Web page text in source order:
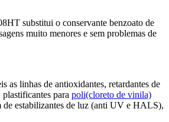
substitui o conservante benzoato de
muito menores e sem problemas de
as linhas de antioxidantes, retardantes de
plastificantes para poli(cloreto de vinila)
de estabilizantes de luz (anti UV e HALS),